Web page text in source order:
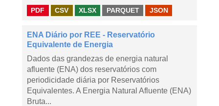
PDF CSV XLSX PARQUET JSON
ENA Diário por REE - Reservatório
Equivalente de Energia
Dados das grandezas de energia natural
afluente (ENA) dos reservatórios com
periodicidade diária por Reservatórios
Equivalentes. A Energia Natural Afluente (ENA)
Bruta...